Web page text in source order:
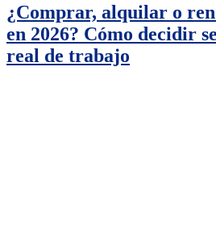
¿Comprar, alquilar o
en 2026? Cómo decidir
real de trabajo